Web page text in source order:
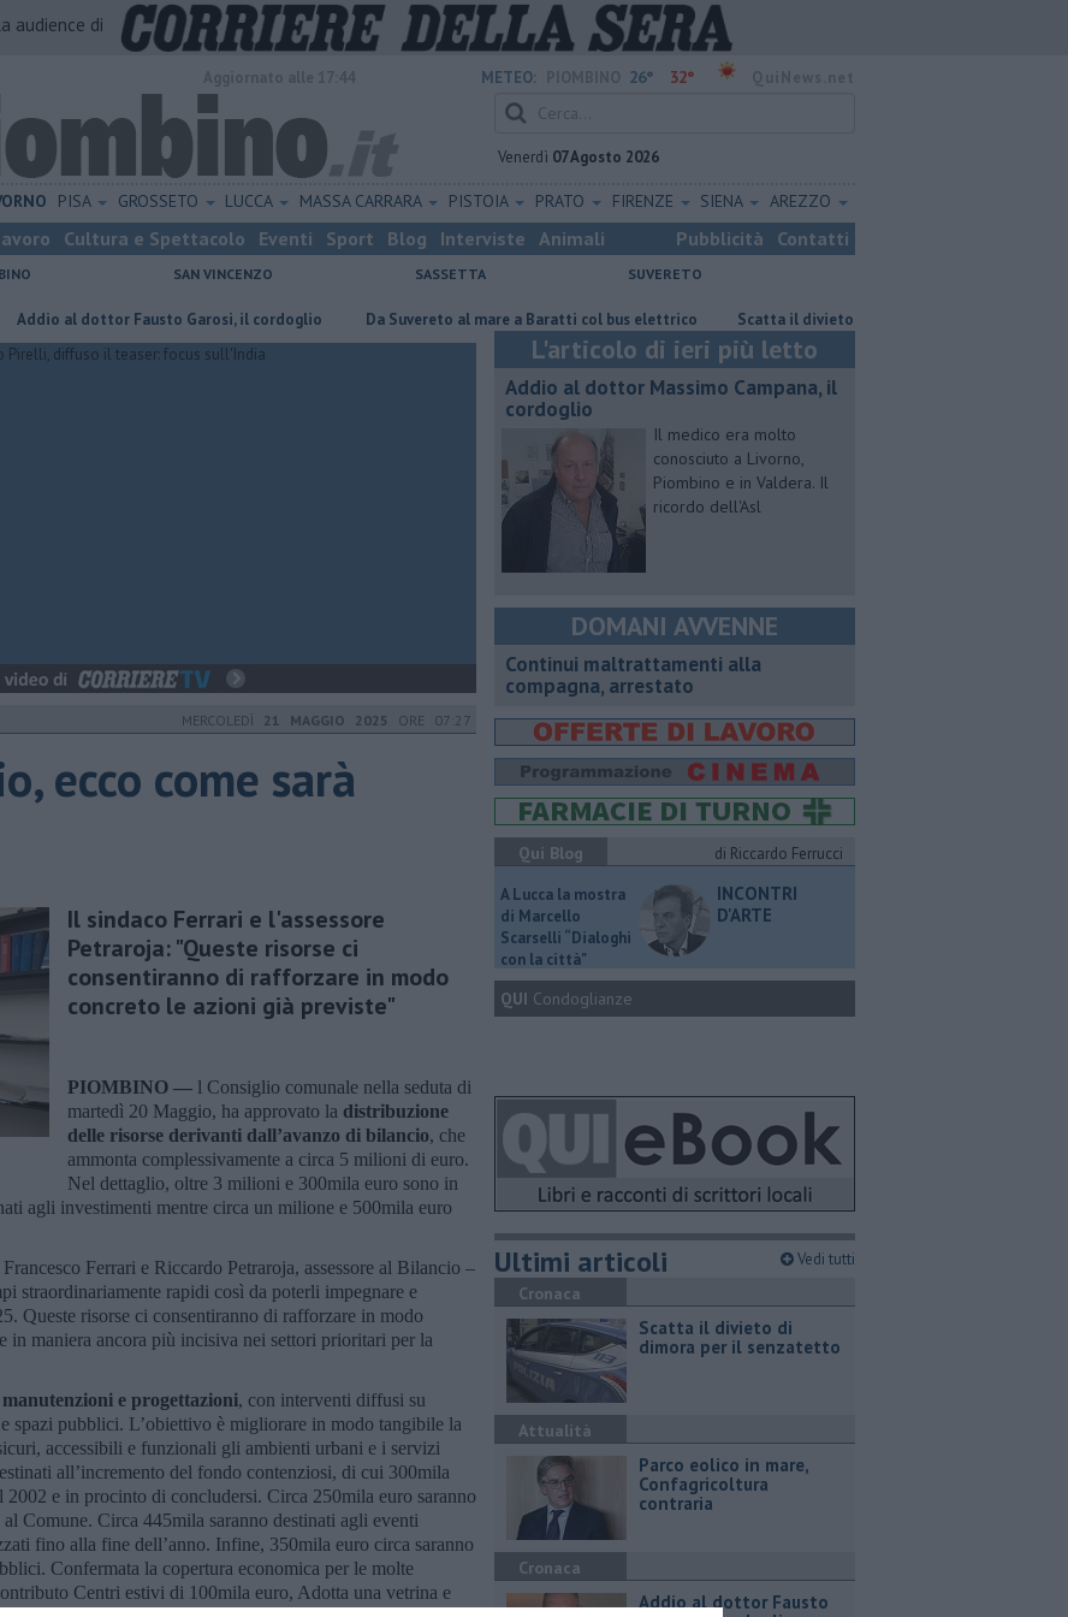
audience di
METEO: 26° 32°
Venerdì 07 Agosto 2026
PISA GROSSETO LUCCA MASSA CARRARA PISTOIA PRATO FIRENZE SIENA AREZZO
Cultura e Spettacolo Eventi Sport Blog Interviste Animali Pubblicità Contatti
SAN VINCENZO SASSETTA SUVERETO
al dottor Fausto Garosi, il cordoglio Da Suvereto al mare a Baratti col bus elettrico Scatta il divieto di dimora per il senzatetto
MERCOLEDÌ 21 MAGGIO 2025 ORE 07:27
ecco come sarà
Il sindaco Ferrari e l'assessore
Petraroja: "Queste risorse ci
consentiranno di rafforzare in modo
concreto le azioni già previste"
PIOMBINO — l Consiglio comunale nella seduta di
martedì 20 Maggio, ha approvato la distribuzione
delle risorse derivanti dall’avanzo di bilancio, che
ammonta complessivamente a circa 5 milioni di euro.
Nel dettaglio, oltre 3 milioni e 300mila euro sono in
agli investimenti mentre circa un milione e 500mila euro
Ferrari e Riccardo Petraroja, assessore al Bilancio –
straordinariamente rapidi così da poterli impegnare e
Queste risorse ci consentiranno di rafforzare in modo
in maniera ancora più incisiva nei settori prioritari per la
manutenzioni e progettazioni, con interventi diffusi su
spazi pubblici. L’obiettivo è migliorare in modo tangibile la
accessibili e funzionali gli ambienti urbani e i servizi
all’incremento del fondo contenziosi, di cui 300mila
e in procinto di concludersi. Circa 250mila euro saranno
Comune. Circa 445mila saranno destinati agli eventi
fino alla fine dell’anno. Infine, 350mila euro circa saranno
Confermata la copertura economica per le molte
Centri estivi di 100mila euro, Adotta una vetrina e
L'articolo di ieri più letto
Addio al dottor Massimo Campana, il
cordoglio
Il medico era molto
conosciuto a Livorno,
Piombino e in Valdera. Il
ricordo dell'Asl
DOMANI AVVENNE
Continui maltrattamenti alla
compagna, arrestato
Qui Blog
di Riccardo Ferrucci
A Lucca la mostra
di Marcello
Scarselli “Dialoghi
con la città"
INCONTRI
D'ARTE
QUI Condoglianze
Ultimi articoli Vedi tutti
Cronaca
Scatta il divieto di
dimora per il senzatetto
Attualità
Parco eolico in mare,
Confagricoltura
contraria
Cronaca
Addio al dottor Fausto